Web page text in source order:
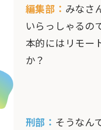
編集部： みなさ
いらっしゃるの
本的にはリモー
か？
刑部： そうなん